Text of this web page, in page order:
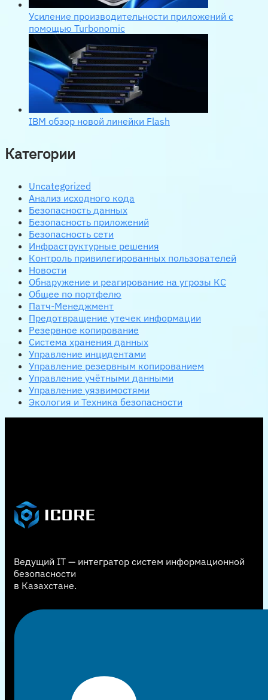
Усиление производительности приложений с
помощью Turbonomic
IBM обзор новой линейки Flash
Категории
Uncategorized
Анализ исходного кода
Безопасность данных
Безопасность приложений
Безопасность сети
Инфраструктурные решения
Контроль привилегированных пользователей
Новости
Обнаружение и реагирование на угрозы КС
Общее по портфелю
Патч-Менеджмент
Предотвращение утечек информации
Резервное копирование
Система хранения данных
Управление инцидентами
Управление резервным копированием
Управление учётными данными
Управление уязвимостями
Экология и Техника безопасности
Ведущий IT — интегратор систем информационной
безопасности
в Казахстане.